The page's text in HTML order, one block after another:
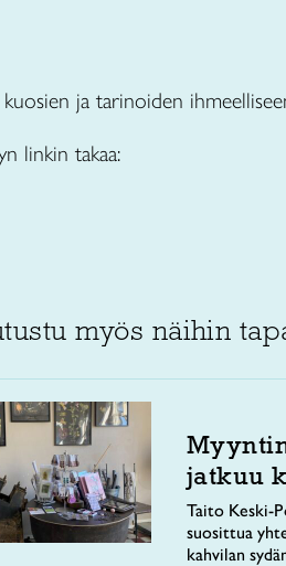
ja tarinoiden
linkin takaa:
myös näihin
jatkuu
Taito Keski-
suosittua
kahvilan